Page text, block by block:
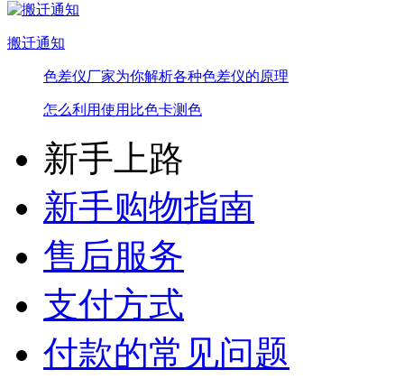
搬迁通知
色差仪厂家为你解析各种色差仪的原理
怎么利用使用比色卡测色
新手上路
新手购物指南
售后服务
支付方式
付款的常见问题